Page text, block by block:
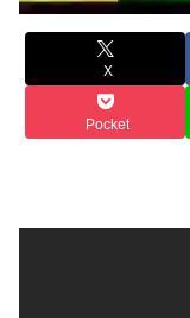
X
Pocket